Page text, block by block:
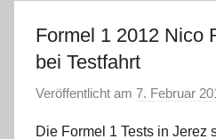
Formel 1 2012 Nico
bei Testfahrt
Veröffentlicht am 7. Februar
Die Formel 1 Tests in Jerez